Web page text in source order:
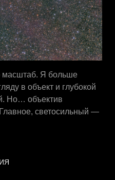
Я больше
в объект и глубокой
Но… объектив
светосильный —